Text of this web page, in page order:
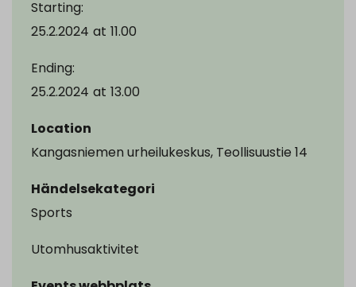
Starting:
25.2.2024 at 11.00
Ending:
25.2.2024 at 13.00
Location
Kangasniemen urheilukeskus, Teollisuustie 14
Händelsekategori
Sports
Utomhusaktivitet